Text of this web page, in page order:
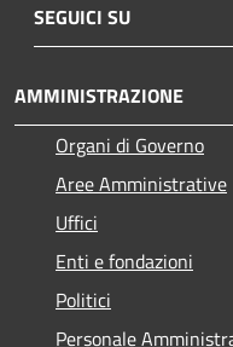
SEGUICI SU
AMMINISTRAZIONE
Organi di Governo
Aree Amministrative
Uffici
Enti e fondazioni
Politici
Personale